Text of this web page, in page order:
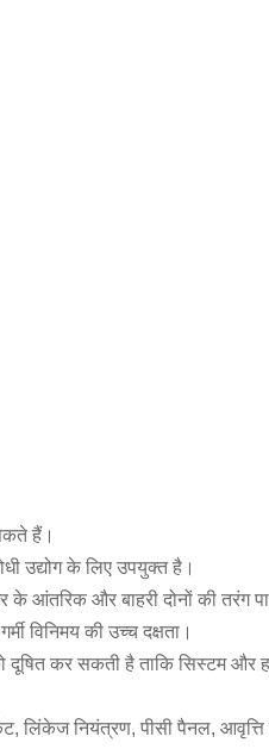
हैं।
उद्योग के लिए उपयुक्त है।
के आंतरिक और बाहरी दोनों की तरंग
विनिमय की उच्च दक्षता।
कर सकती है ताकि सिस्टम
लिंकेज नियंत्रण, पीसी पैनल,